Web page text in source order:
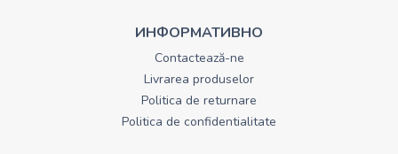
ИНФОРМАТИВНО
Contactează-ne
Livrarea produselor
Politica de returnare
Politica de confidentialitate